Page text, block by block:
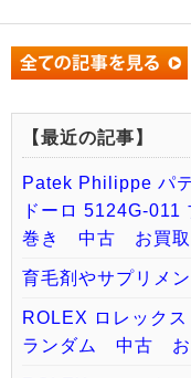
【最近の記事】
Patek Philippe パ
ドーロ 5124G-011
巻き 中古 お買取
育毛剤やサプリメ
ROLEX ロレック
ランダム 中古 お